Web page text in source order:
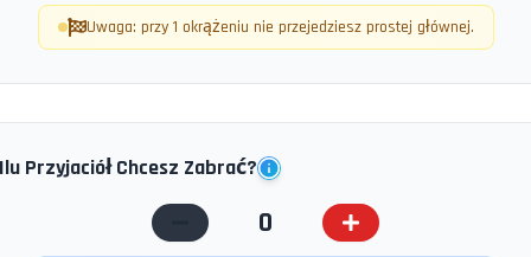
Uwaga: przy 1 okrążeniu nie przejedziesz prostej głównej.
Ilu Przyjaciół Chcesz Zabrać?
0